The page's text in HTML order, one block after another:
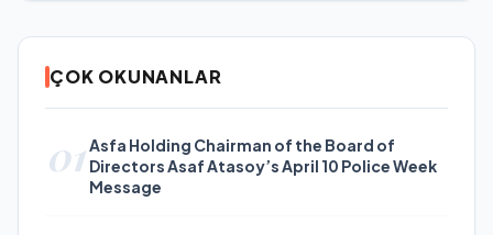
ÇOK OKUNANLAR
01Asfa Holding Chairman of the Board of
Directors Asaf Atasoy’s April 10 Police Week
Message